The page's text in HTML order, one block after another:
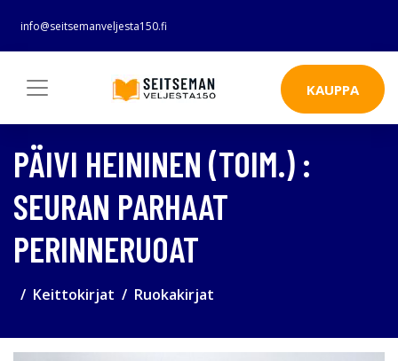
info@seitsemanveljesta150.fi
KAUPPA
PÄIVI HEININEN (TOIM.) :
SEURAN PARHAAT
PERINNERUOAT
Keittokirjat Ruokakirjat